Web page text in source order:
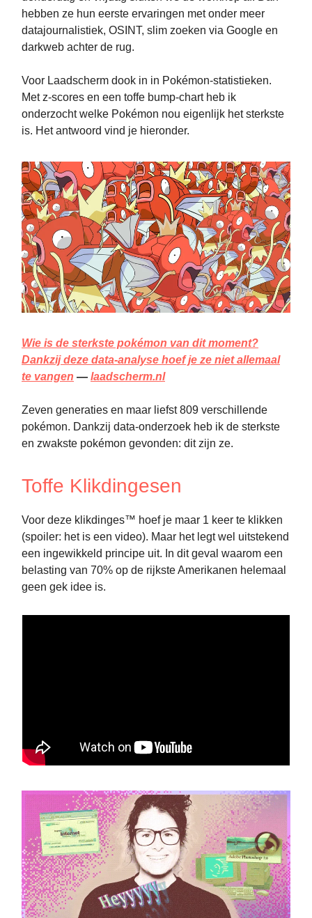
hebben ze hun eerste ervaringen met onder meer
datajournalistiek, OSINT, slim zoeken via Google en
darkweb achter de rug.
Voor Laadscherm dook in in Pokémon-statistieken.
Met z-scores en een toffe bump-chart heb ik
onderzocht welke Pokémon nou eigenlijk het sterkste
is. Het antwoord vind je hieronder.
Wie is de sterkste pokémon van dit moment?
Dankzij deze data-analyse hoef je ze niet allemaal
te vangen — laadscherm.nl
Zeven generaties en maar liefst 809 verschillende
pokémon. Dankzij data-onderzoek heb ik de sterkste
en zwakste pokémon gevonden: dit zijn ze.
Toffe Klikdingesen
Voor deze klikdinges™ hoef je maar 1 keer te klikken
(spoiler: het is een video). Maar het legt wel uitstekend
een ingewikkeld principe uit. In dit geval waarom een
belasting van 70% op de rijkste Amerikanen helemaal
geen gek idee is.